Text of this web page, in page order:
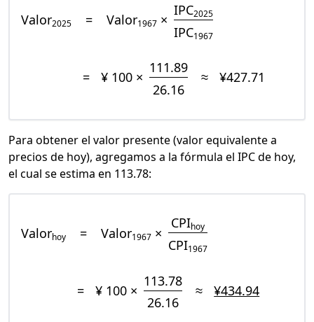
Valor2025 = Valor1967 ×
IPC2025
IPC1967
= ¥ 100 ×
111.89
26.16
≈ ¥427.71
Para obtener el valor presente (valor equivalente a
precios de hoy), agregamos a la fórmula el IPC de hoy,
el cual se estima en 113.78:
Valorhoy = Valor1967 ×
CPIhoy
CPI1967
= ¥ 100 ×
113.78
26.16
≈ ¥434.94